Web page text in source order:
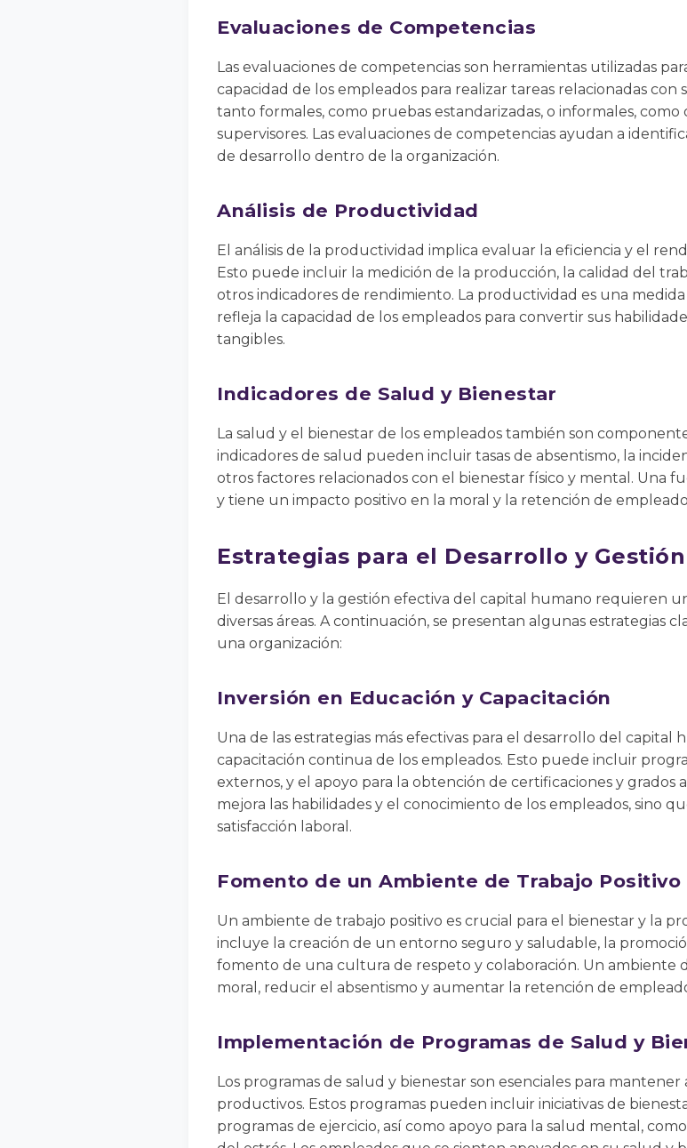
Evaluaciones de Competencias
Las evaluaciones de competencias son herramientas utilizadas
capacidad de los empleados para realizar tareas relacionadas con
tanto formales, como pruebas estandarizadas, o informales,
supervisores. Las evaluaciones de competencias ayudan a
de desarrollo dentro de la organización.
Análisis de Productividad
El análisis de la productividad implica evaluar la eficiencia y el
Esto puede incluir la medición de la producción, la calidad del
otros indicadores de rendimiento. La productividad es una
refleja la capacidad de los empleados para convertir sus
tangibles.
Indicadores de Salud y Bienestar
La salud y el bienestar de los empleados también son
indicadores de salud pueden incluir tasas de absentismo, la
otros factores relacionados con el bienestar físico y mental. Una
y tiene un impacto positivo en la moral y la retención de
Estrategias para el Desarrollo y
El desarrollo y la gestión efectiva del capital humano requieren
diversas áreas. A continuación, se presentan algunas estrategias
una organización:
Inversión en Educación y Capacitación
Una de las estrategias más efectivas para el desarrollo del capital
capacitación continua de los empleados. Esto puede incluir
externos, y el apoyo para la obtención de certificaciones y grados
mejora las habilidades y el conocimiento de los empleados, sino
satisfacción laboral.
Fomento de un Ambiente de Trabajo Positivo
Un ambiente de trabajo positivo es crucial para el bienestar y la
incluye la creación de un entorno seguro y saludable, la
fomento de una cultura de respeto y colaboración. Un ambiente
moral, reducir el absentismo y aumentar la retención de
Implementación de Programas de Salud y
Los programas de salud y bienestar son esenciales para
productivos. Estos programas pueden incluir iniciativas de
programas de ejercicio, así como apoyo para la salud mental,